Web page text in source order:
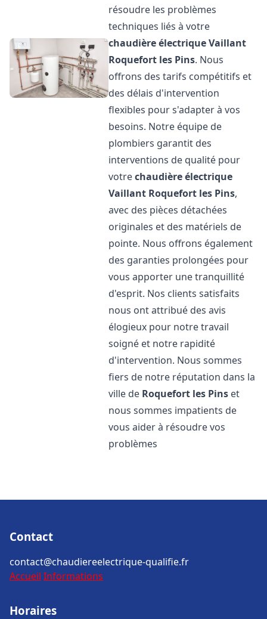
résoudre les problèmes
techniques liés à votre
chaudière électrique Vaillant
Roquefort les Pins. Nous
offrons des tarifs compétitifs et
des délais d'intervention
flexibles pour s'adapter à vos
besoins. Notre équipe de
plombiers garantit des
interventions de qualité pour
votrechaudière électrique
Vaillant Roquefort les Pins,
avec des pièces détachées
originales et des matériels de
pointe. Nous offrons également
des garanties prolongées pour
vous apporter une tranquillité
d'esprit. Nos clients satisfaits
nous ont attribué des avis
élogieux pour notre travail
soigné et notre rapidité
d'intervention. Nous sommes
fiers de notre réputation dans la
ville de Roquefort les Pins et
nous sommes impatients de
vous aider à résoudre vos
problèmes
Contact
contact@chaudiereelectrique-qualifie.fr
Accueil Informations
Horaires